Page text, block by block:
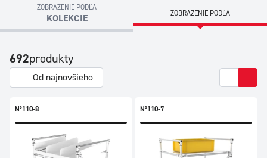
ZOBRAZENIE PODĽA
KOLEKCIE ZOBRAZENIE PODĽA
692produkty
Od najnovšieho
N°110-8 N°110-7